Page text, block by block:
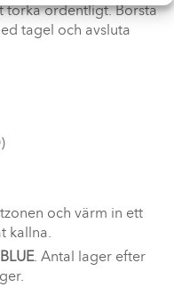
torka ordentligt. Borsta
tagel och avsluta
och värm in ett
kallna.
. Antal lager efter